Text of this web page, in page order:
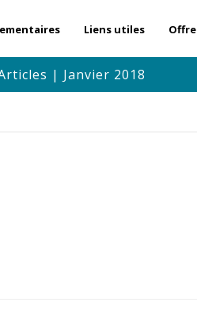
Liens utiles Offre
| Janvier 2018